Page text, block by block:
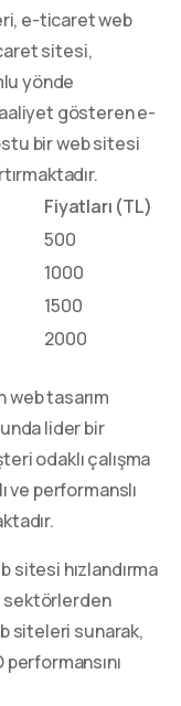
e-ticaret web
sitesi,
yönde
gösteren e-
bir web sitesi
Fiyatları (TL)
500
1000
1500
2000
web tasarım
lider bir
odaklı çalışma
ve performanslı
sitesi hızlandırma
sektörlerden
siteleri sunarak,
performansını